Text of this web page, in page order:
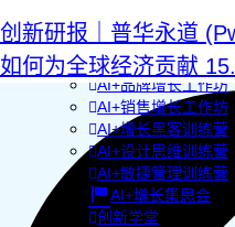
AI+创新训练营
企业AI创新工作坊
AI+增长战略工作坊
AI+品牌增长工作坊
AI+销售增长工作坊
AI+增长黑客训练营
AI+设计思维训练营
AI+敏捷管理训练营
AI+增长集思会
创新学堂
创新研报｜普华永道
如何为全球经济贡献